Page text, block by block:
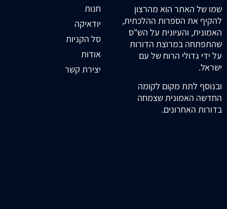
שמו של האתר הוא מהרצון
להקיף את הספרות ההלכתית,
האמונית, והעיונית על הש"ס
שהתפתחה במרוצת הדורות
על ידי גדולי הרוח של עם
ישראל.
ובנוסף לתת מקום לקומה
החדשה האמונית שצמחה
בדורות האחרונים.
חנות
יודאיקה
סל הקניות
אודות
יצירת קשר